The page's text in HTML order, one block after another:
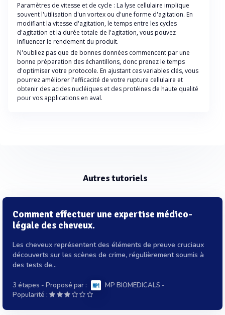
Paramètres de vitesse et de cycle : La lyse cellulaire implique
souvent l'utilisation d'un vortex ou d'une forme d'agitation. En
modifiant la vitesse d'agitation, le temps entre les cycles
d'agitation et la durée totale de l'agitation, vous pouvez
influencer le rendement du produit.
N'oubliez pas que de bonnes données commencent par une
bonne préparation des échantillons, donc prenez le temps
d'optimiser votre protocole. En ajustant ces variables clés, vous
pourrez améliorer l'efficacité de votre rupture cellulaire et
obtenir des acides nucléiques et des protéines de haute qualité
pour vos applications en aval.
Autres tutoriels
Comment effectuer une expertise médico-
légale des cheveux.
Les cheveux représentent des éléments de preuve cruciaux
découverts sur les scènes de crime, régulièrement soumis à
des tests de...
3 étapes - Proposé par : MP BIOMEDICALS -
Popularité :